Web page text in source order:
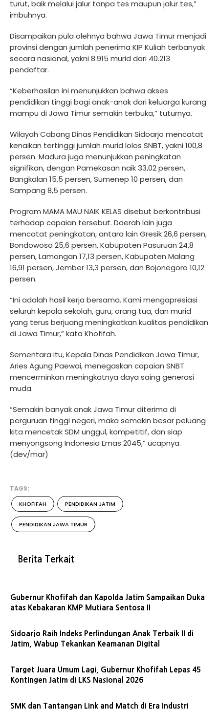
turut, baik melalui jalur tanpa tes maupun jalur tes,”
imbuhnya.
Disampaikan pula olehnya bahwa Jawa Timur menjadi
provinsi dengan jumlah penerima KIP Kuliah terbanyak
secara nasional, yakni 8.915 murid dari 40.213
pendaftar.
“Keberhasilan ini menunjukkan bahwa akses
pendidikan tinggi bagi anak-anak dari keluarga kurang
mampu di Jawa Timur semakin terbuka,” tuturnya.
Wilayah Cabang Dinas Pendidikan Sidoarjo mencatat
kenaikan tertinggi jumlah murid lolos SNBT, yakni 100,8
persen. Madura juga menunjukkan peningkatan
signifikan, dengan Pamekasan naik 33,02 persen,
Bangkalan 15,5 persen, Sumenep 10 persen, dan
Sampang 8,5 persen.
Program MAMA MAU NAIK KELAS disebut berkontribusi
terhadap capaian tersebut. Daerah lain juga
mencatat peningkatan, antara lain Gresik 26,6 persen,
Bondowoso 25,6 persen, Kabupaten Pasuruan 24,8
persen, Lamongan 17,13 persen, Kabupaten Malang
16,91 persen, Jember 13,3 persen, dan Bojonegoro 10,12
persen.
“Ini adalah hasil kerja bersama. Kami mengapresiasi
seluruh kepala sekolah, guru, orang tua, dan murid
yang terus berjuang meningkatkan kualitas pendidikan
di Jawa Timur,” kata Khofifah.
Sementara itu, Kepala Dinas Pendidikan Jawa Timur,
Aries Agung Paewai, menegaskan capaian SNBT
mencerminkan meningkatnya daya saing generasi
muda.
“Semakin banyak anak Jawa Timur diterima di
perguruan tinggi negeri, maka semakin besar peluang
kita mencetak SDM unggul, kompetitif, dan siap
menyongsong Indonesia Emas 2045,” ucapnya.
(dev/mar)
TAGS:
KHOFIFAH PENDIDIKAN JATIM
PENDIDIKAN JAWA TIMUR
Berita Terkait
Gubernur Khofifah dan Kapolda Jatim Sampaikan Duka
atas Kebakaran KMP Mutiara Sentosa II
Sidoarjo Raih Indeks Perlindungan Anak Terbaik II di
Jatim, Wabup Tekankan Keamanan Digital
Target Juara Umum Lagi, Gubernur Khofifah Lepas 45
Kontingen Jatim di LKS Nasional 2026
SMK dan Tantangan Link and Match di Era Industri